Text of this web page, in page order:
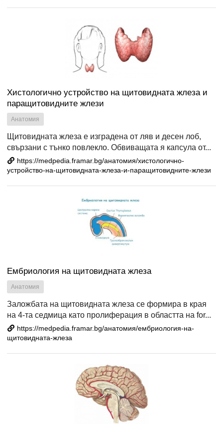
Хистологично устройство на щитовидната жлеза и
паращитовидните жлези
Анатомия
Щитовидната жлеза е изградена от ляв и десен лоб,
свързани с тънко повлекло. Обвиващата я капсула от...
https://medpedia.framar.bg/анатомия/хистологично-
устройство-на-щитовидната-жлеза-и-паращитовидните-жлези
Ембриология на щитовидната жлеза
Анатомия
Заложбата на щитовидната жлеза се формира в края
на 4-та седмица като пролиферация в областта на for...
https://medpedia.framar.bg/анатомия/ембриология-на-
щитовидната-жлеза